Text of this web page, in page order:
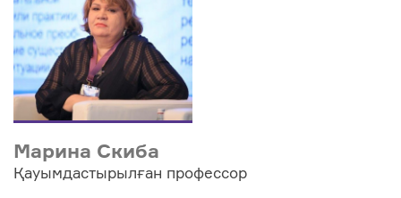
Марина Скиба
Қауымдастырылған профессор